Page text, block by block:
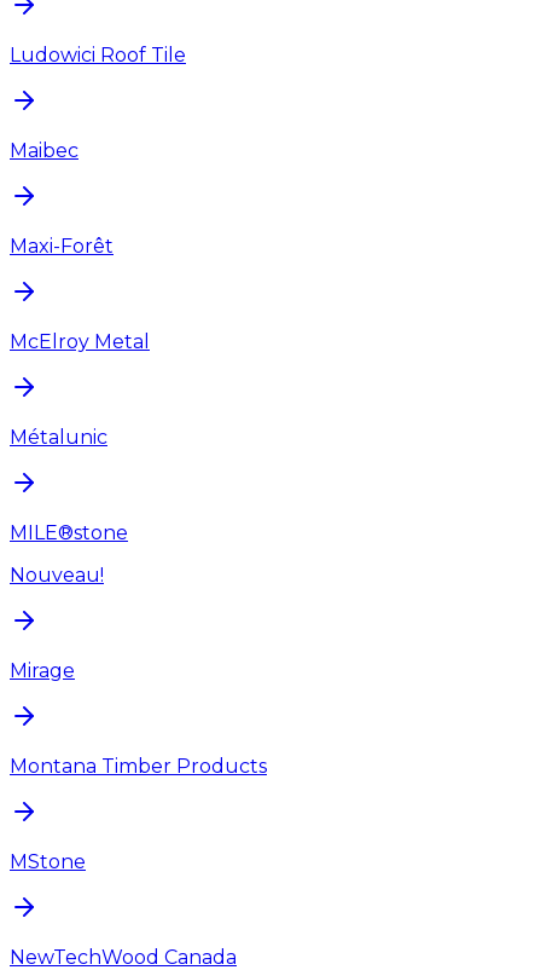
Ludowici Roof Tile
Maibec
Maxi-Forêt
McElroy Metal
Métalunic
MILE®stone
Nouveau!
Mirage
Montana Timber Products
MStone
NewTechWood Canada